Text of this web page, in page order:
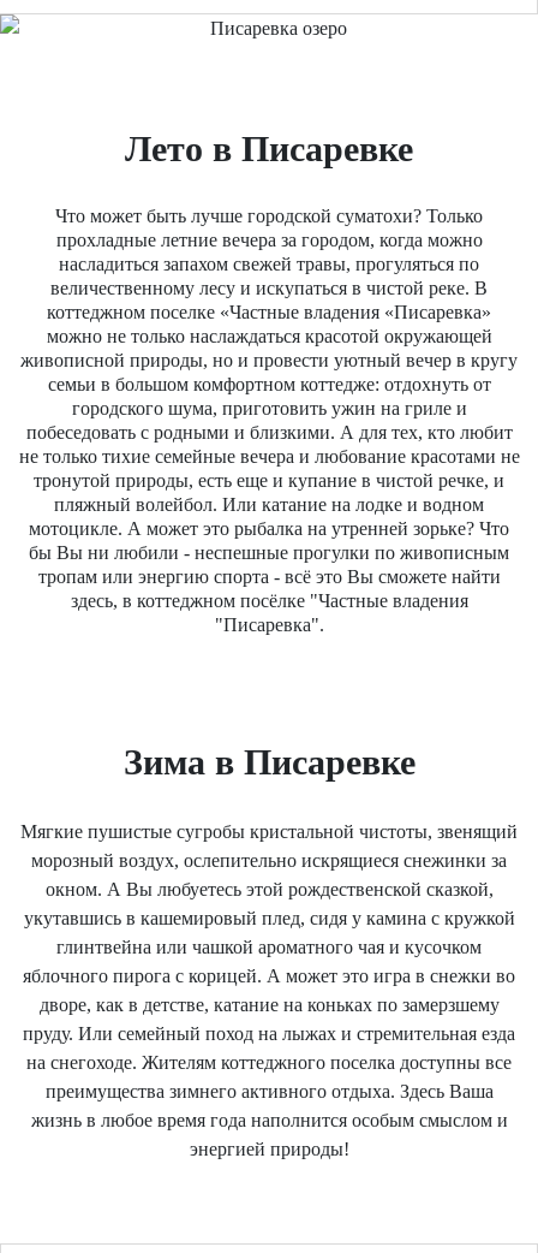
Лето в Писаревке
Что может быть лучше городской суматохи? Только
прохладные летние вечера за городом, когда можно
насладиться запахом свежей травы, прогуляться по
величественному лесу и искупаться в чистой реке. В
коттеджном поселке «Частные владения «Писаревка»
можно не только наслаждаться красотой окружающей
живописной природы, но и провести уютный вечер в кругу
семьи в большом комфортном коттедже: отдохнуть от
городского шума, приготовить ужин на гриле и
побеседовать с родными и близкими. А для тех, кто любит
не только тихие семейные вечера и любование красотами не
тронутой природы, есть еще и купание в чистой речке, и
пляжный волейбол. Или катание на лодке и водном
мотоцикле. А может это рыбалка на утренней зорьке? Что
бы Вы ни любили - неспешные прогулки по живописным
тропам или энергию спорта - всё это Вы сможете найти
здесь, в коттеджном посёлке "Частные владения
"Писаревка".
Зима в Писаревке
Мягкие пушистые сугробы кристальной чистоты, звенящий
морозный воздух, ослепительно искрящиеся снежинки за
окном. А Вы любуетесь этой рождественской сказкой,
укутавшись в кашемировый плед, сидя у камина с кружкой
глинтвейна или чашкой ароматного чая и кусочком
яблочного пирога с корицей. А может это игра в снежки во
дворе, как в детстве, катание на коньках по замерзшему
пруду. Или семейный поход на лыжах и стремительная езда
на снегоходе. Жителям коттеджного поселка доступны все
преимущества зимнего активного отдыха. Здесь Ваша
жизнь в любое время года наполнится особым смыслом и
энергией природы!